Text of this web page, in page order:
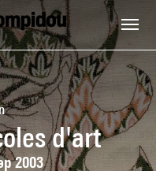
d'art
2003